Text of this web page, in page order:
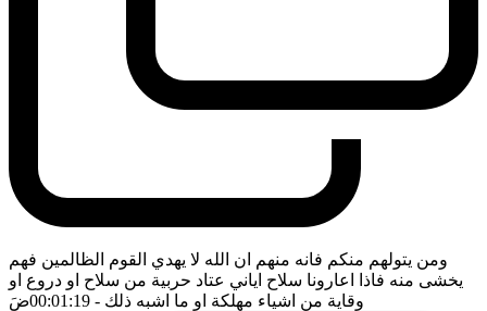
ومن يتولهم منكم فانه منهم ان الله لا يهدي القوم الظالمين فهم
يخشى منه فاذا اعارونا سلاح اياني عتاد حربية من سلاح او دروع او
وقاية من اشياء مهلكة او ما اشبه ذلك - 00:01:19 ضَ